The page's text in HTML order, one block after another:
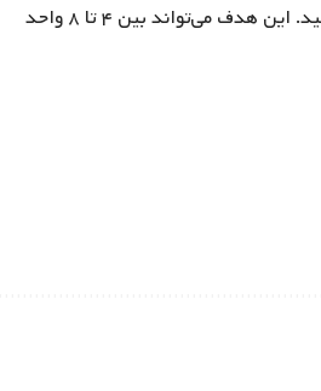
۷- پس از رسیدن به اهداف از پیش تعیین شده خود، شرط‌بندی را متوقف کنید. این هدف می‌تواند بین ۴ تا ۸ واحد